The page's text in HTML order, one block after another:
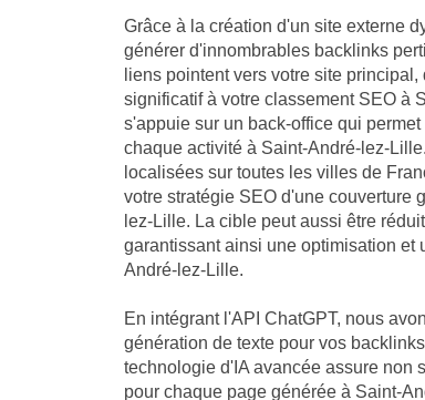
Grâce à la création d'un site externe
générer d'innombrables backlinks
liens pointent vers votre site
significatif à votre classement SEO à
s'appuie sur un back-office qui
chaque activité à Saint-André-lez-
localisées sur toutes les villes de
votre stratégie SEO d'une couverture
lez-Lille. La cible peut aussi être
garantissant ainsi une optimisation et
André-lez-Lille.
En intégrant l'API ChatGPT, nous
génération de texte pour vos
technologie d'IA avancée assure non
pour chaque page générée à Saint-